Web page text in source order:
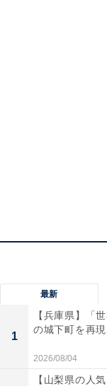
最新
1
【兵庫県】「
の城下町を再
2026/08/04
【山梨県の人